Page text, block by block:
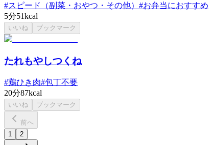
#スピード（副菜・おやつ・その他） #お弁当におすすめ
5分51kcal
いいね ブックマーク
たれもやしつくね
#鶏ひき肉#包丁不要
20分87kcal
いいね ブックマーク
前へ
1
2